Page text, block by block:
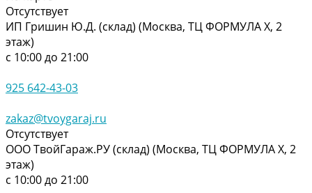
Отсутствует
ИП Гришин Ю.Д. (склад) (Москва, ТЦ ФОРМУЛА Х, 2
этаж)
с 10:00 до 21:00
925 642-43-03
zakaz@tvoygaraj.ru
Отсутствует
ООО ТвойГараж.РУ (склад) (Москва, ТЦ ФОРМУЛА Х, 2
этаж)
с 10:00 до 21:00